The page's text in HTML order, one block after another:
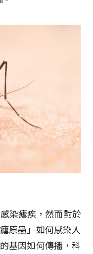
染瘧疾，然而對於
原蟲」如何感染人
基因如何傳播，科